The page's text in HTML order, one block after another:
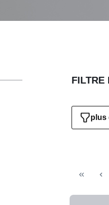
FILTRE
plus